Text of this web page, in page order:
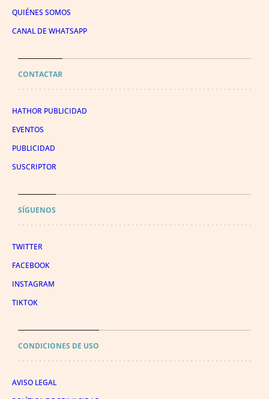
QUIÉNES SOMOS
CANAL DE WHATSAPP
CONTACTAR
HATHOR PUBLICIDAD
EVENTOS
PUBLICIDAD
SUSCRIPTOR
SÍGUENOS
TWITTER
FACEBOOK
INSTAGRAM
TIKTOK
CONDICIONES DE USO
AVISO LEGAL